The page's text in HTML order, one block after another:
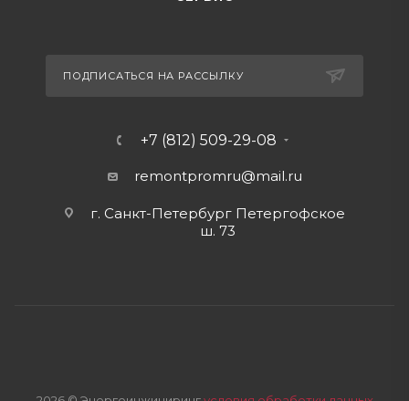
ПОДПИСАТЬСЯ НА РАССЫЛКУ
+7 (812) 509-29-08
remontpromru@mail.ru
г. Санкт-Петербург Петергофское
ш. 73